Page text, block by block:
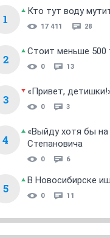
1
Кто тут воду
17 411 28
2
Стоит меньше 500
0 13
3
«Привет,
0 3
4
«Выйду хотя бы на
Степановича
0 6
5
В Новосибирске
0 11